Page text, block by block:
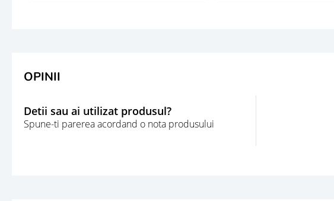
OPINII
Detii sau ai utilizat produsul?
Spune-ti parerea acordand o nota produsului